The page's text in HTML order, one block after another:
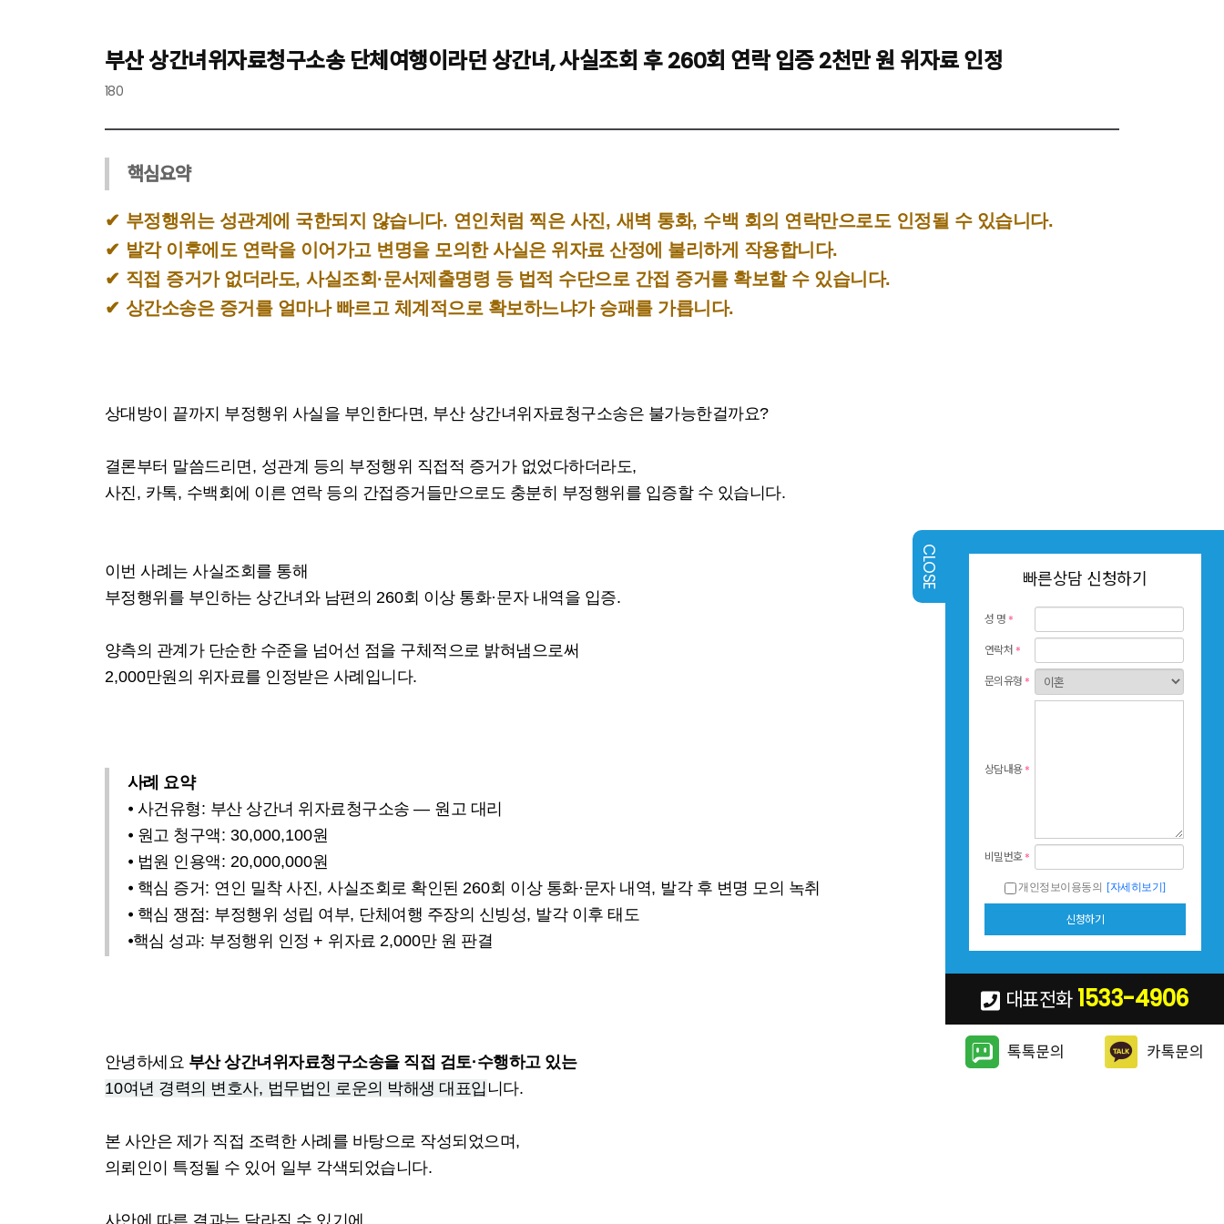
빠른상담 신청하기
성 명 *
연락처 *
문의유형 *
상담내용*
비밀번호*
개인정보이용동의 [자세히보기]
대표전화 1533-4906
부산 상간녀위자료청구소송 단체여행이라던 상간녀, 사실조회 후 260회 연락 입증 2천만 원 위자료 인정
180
핵심요약
✔ 부정행위는 성관계에 국한되지 않습니다. 연인처럼 찍은 사진, 새벽 통화, 수백 회의 연락만으로도 인정될 수 있습니다.
✔ 발각 이후에도 연락을 이어가고 변명을 모의한 사실은 위자료 산정에 불리하게 작용합니다.
✔ 직접 증거가 없더라도,사실조회·문서제출명령 등 법적 수단으로 간접 증거를 확보할 수 있습니다.
✔ 상간소송은 증거를 얼마나 빠르고 체계적으로 확보하느냐가 승패를 가릅니다.
상대방이 끝까지 부정행위 사실을 부인한다면, 부산 상간녀위자료청구소송은 불가능한걸까요?
결론부터 말씀드리면 , 성관계 등의 부정행위 직접적 증거가 없었다하더라도,
사진 , 카톡, 수백회에 이른 연락 등의 간접증거들만으로도 충분히 부정행위를 입증할 수 있습니다.
이번 사례는 사실조회를 통해
부정행위를 부인하는 상간녀와 남편의 260회 이상 통화·문자 내역을 입증.
양측의 관계가 단순한 수준을 넘어선 점을 구체적으로 밝혀냄으로써
2,000만원의 위자료를 인정받은 사례입니다.
사례 요약
⦁ 사건유형: 부산 상간녀 위자료청구소송— 원고 대리
⦁ 원고 청구액: 30,000,100원
⦁ 법원 인용액: 20,000,000원
⦁ 핵심 증거: 연인 밀착 사진,사실조회로 확인된 260회 이상 통화·문자 내역, 발각 후 변명 모의 녹취
⦁ 핵심 쟁점: 부정행위 성립 여부, 단체여행 주장의 신빙성, 발각 이후 태도
⦁핵심 성과: 부정행위 인정+ 위자료 2,000만 원 판결
안녕하세요 부산 상간녀위자료청구소송을 직접 검토·수행하고 있는
10여년 경력의 변호사, 법무법인 로운의 박해생 대표입 니다.
본 사안은 제가 직접 조력한 사례를 바탕으로 작성되었으며,
의뢰인이 특정될 수 있어 일부 각색되었습니다.
사안에 따른 결과는 달라질 수 있기에